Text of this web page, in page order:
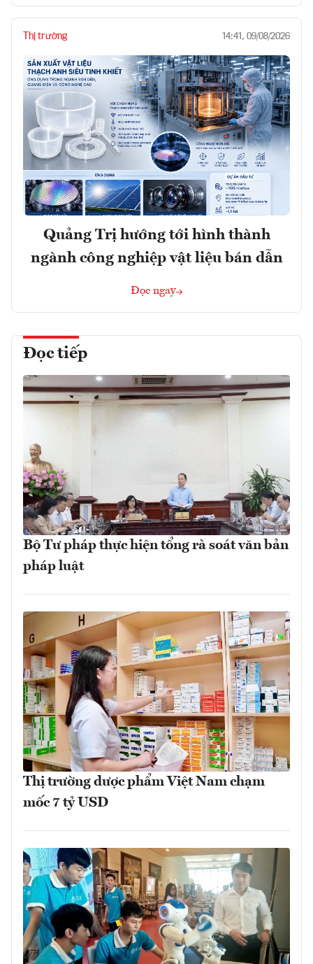
Thị trường 14:41, 09/08/2026
Quảng Trị hướng tới hình thành
ngành công nghiệp vật liệu bán dẫn
Đọc ngay
Đọc tiếp
Bộ Tư pháp thực hiện tổng rà soát văn bản
pháp luật
Thị trường dược phẩm Việt Nam chạm
mốc 7 tỷ USD